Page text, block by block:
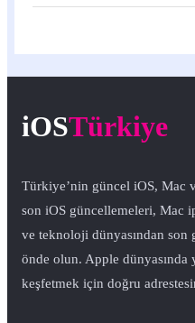
iOSTürkiye
Türkiye’nin güncel iOS, Mac
son iOS güncellemeleri, Mac
ve teknoloji dünyasından son
önde olun. Apple
keşfetmek için doğru